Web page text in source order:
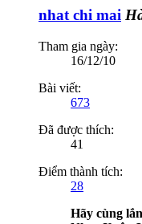
nhat chi mai
Tham gia ngày:
16/12/10
Bài viết:
673
Đã được thích:
41
Điểm thành tích:
28
Hãy cùng